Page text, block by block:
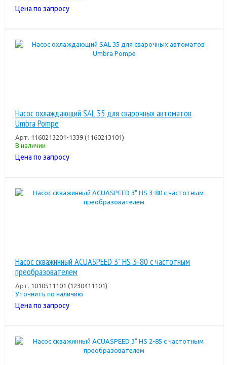
Цена по запросу
Насос охлаждающий SAL 35 для сварочных автоматов
Umbra Pompe
Арт. 1160213201-1339 (1160213101)
В наличии
Цена по запросу
Насос скважинный ACUASPEED 3" HS 3-80 с частотным
преобразователем
Арт. 1010511101 (1230411101)
Уточнить по наличию
Цена по запросу